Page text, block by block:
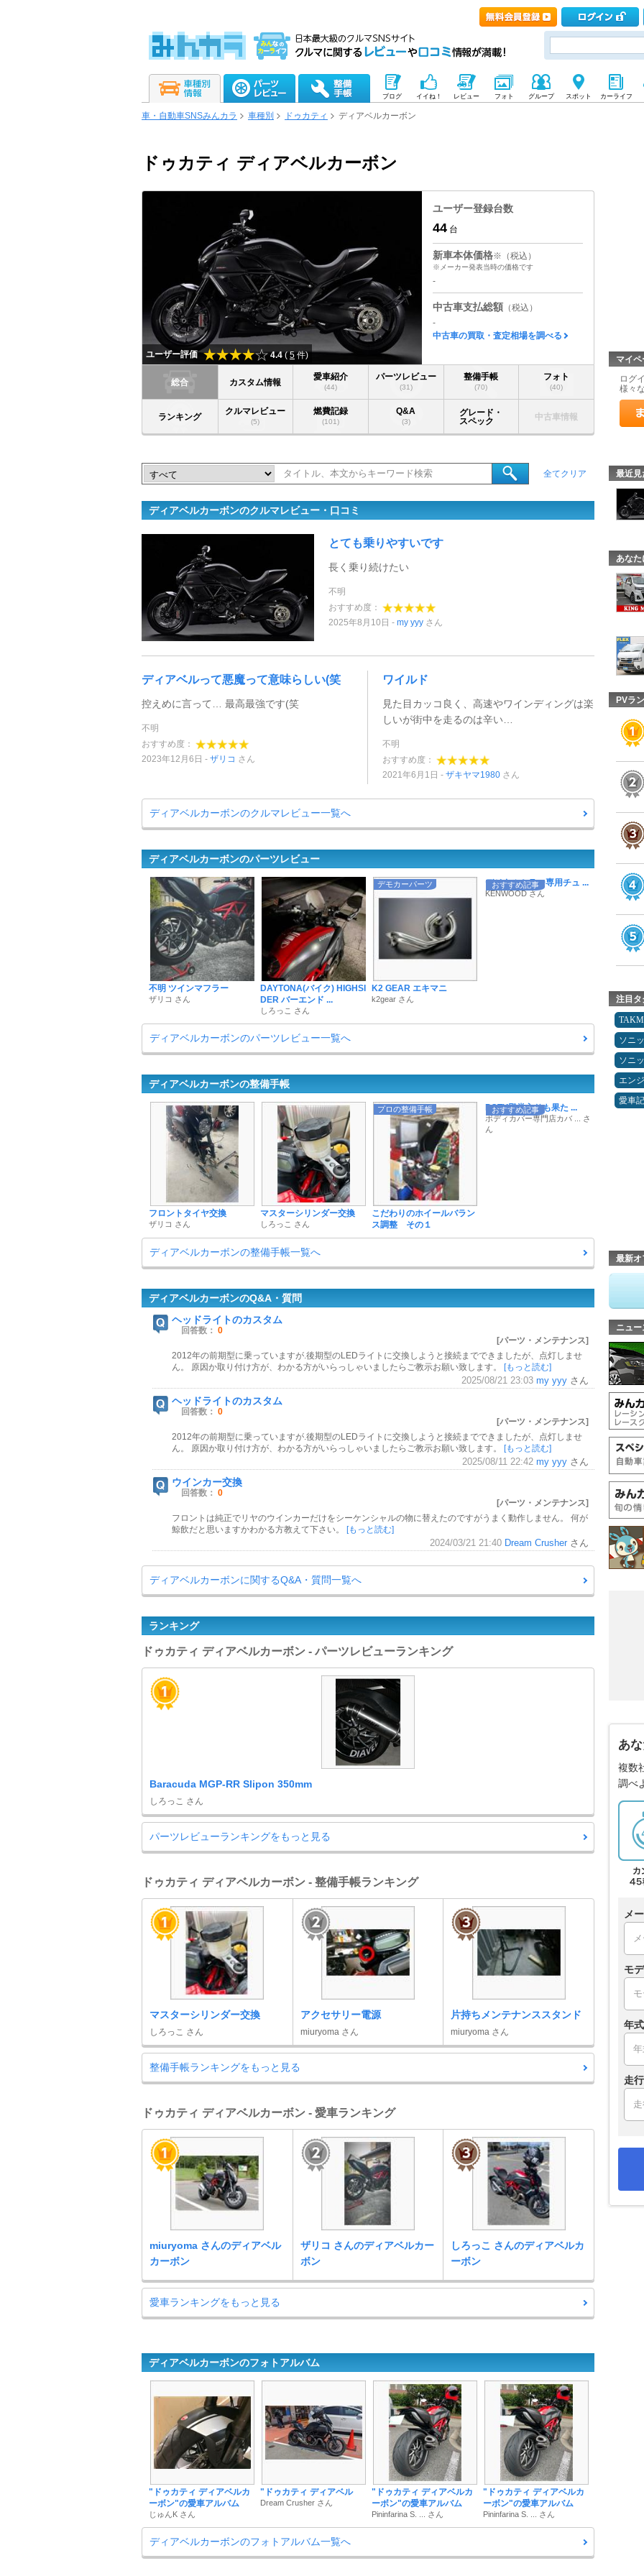
ブログ イイね！ レビュー フォト グループ スポット カーライフ
車・自動車SNSみんカラ 車種別 ドゥカティ ディアベルカーボン
ドゥカティ ディアベルカーボン
ユーザー評価 4.4 (5件)
ユーザー登録台数
44 台
新車本体価格※（税込）
※メーカー発表当時の価格です
-
中古車支払総額 （税込）
-
中古車の買取・査定相場を調べる
総合 カスタム情報
愛車紹介
(44)
パーツレビュー
(31)
整備手帳
(70)
フォト
(40)
ランキング
クルマレビュー
(5)
燃費記録
(101)
Q&A
(3)
グレード・
スペック
中古車情報
全てクリア
ディアベルカーボンのクルマレビュー・口コミ
とても乗りやすいです
長く乗り続けたい
不明
おすすめ度：
2025年8月10日
my yyy さん
ディアベルって悪魔って意味らしい(笑
控えめに言って… 最高最強です(笑
不明
おすすめ度：
2023年12月6日
ザリコ さん
ワイルド
見た目カッコ良く、高速やワインディングは楽
しいが街中を走るのは辛い…
不明
おすすめ度：
2021年6月1日
ザキヤマ1980 さん
ディアベルカーボンのクルマレビュー一覧へ
ディアベルカーボンのパーツレビュー
不明 ツインマフラー
ザリコ さん
DAYTONA(バイク) HIGHSI
DER バーエンド ...
しろっこ さん
デモカーパーツ
K2 GEAR エキマニ
k2gear さん
おすすめ記事
デジタルミラー専用チュ ...
KENWOOD さん
ディアベルカーボンのパーツレビュー一覧へ
ディアベルカーボンの整備手帳
フロントタイヤ交換
ザリコ さん
マスターシリンダー交換
しろっこ さん
プロの整備手帳
こだわりのホイールバラン
ス調整 その１
おすすめ記事
POTY殿堂入りも果た ...
ボディカバー専門店カバ ... さ
ん
ディアベルカーボンの整備手帳一覧へ
ディアベルカーボンのQ&A・質問
ヘッドライトのカスタム
回答数： 0
[パーツ・メンテナンス]
2012年の前期型に乗っていますが.後期型のLEDライトに交換しようと接続までできましたが、点灯しませ
ん。 原因か取り付け方が、わかる方がいらっしゃいましたらご教示お願い致します。
[もっと読む]
2025/08/21 23:03 my yyy さん
ヘッドライトのカスタム
回答数： 0
[パーツ・メンテナンス]
2012年の前期型に乗っていますが.後期型のLEDライトに交換しようと接続までできましたが、点灯しませ
ん。 原因か取り付け方が、わかる方がいらっしゃいましたらご教示お願い致します。
[もっと読む]
2025/08/11 22:42 my yyy さん
ウインカー交換
回答数： 0
[パーツ・メンテナンス]
フロントは純正でリヤのウインカーだけをシーケンシャルの物に替えたのですがうまく動作しません。 何が
鯨飲だと思いますかわかる方教えて下さい。
[もっと読む]
2024/03/21 21:40 Dream Crusher さん
ディアベルカーボンに関するQ&A・質問一覧へ
ランキング
ドゥカティ ディアベルカーボン - パーツレビューランキング
Baracuda MGP-RR Slipon 350mm
しろっこ さん
パーツレビューランキングをもっと見る
ドゥカティ ディアベルカーボン - 整備手帳ランキング
マスターシリンダー交換
しろっこ さん
アクセサリー電源
miuryoma さん
片持ちメンテナンススタンド
miuryoma さん
整備手帳ランキングをもっと見る
ドゥカティ ディアベルカーボン - 愛車ランキング
miuryoma さんのディアベル
カーボン
ザリコ さんのディアベルカー
ボン
しろっこ さんのディアベルカ
ーボン
愛車ランキングをもっと見る
ディアベルカーボンのフォトアルバム
"ドゥカティ ディアベルカ
ーボン"の愛車アルバム
じゅんK さん
"ドゥカティ ディアベル
Dream Crusher さん
"ドゥカティ ディアベルカ
ーボン"の愛車アルバム
Pininfarina S. ... さん
"ドゥカティ ディアベルカ
ーボン"の愛車アルバム
Pininfarina S. ... さん
ディアベルカーボンのフォトアルバム一覧へ
マイ
ログ
様々
最近見
あなた
PVラ
注目タ
ソニ
ソニ
エン
愛車
最新オ
ニュー
あ
複数
調べ
メ
モ
年式
走